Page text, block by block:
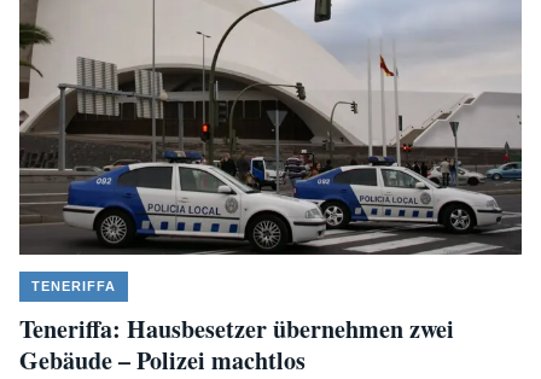
TENERIFFA
Teneriffa: Hausbesetzer übernehmen zwei
Gebäude – Polizei machtlos